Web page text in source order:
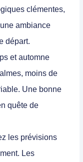
clémentes,
ambiance
départ.
et automne
moins de
Une bonne
quête de
les prévisions
Les